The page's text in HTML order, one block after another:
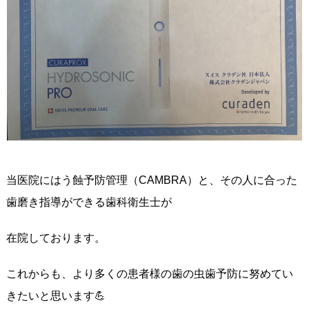
当医院にはう蝕予防管理（CAMBRA）と、その人に合った
歯磨き指導ができる歯科衛生士が
在院しております。
これからも、より多くの患者様の歯の虫歯予防に努めてい
きたいと思います💪